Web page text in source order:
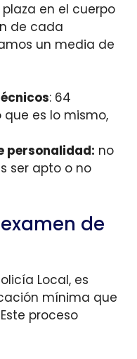
en el cuerpo
de cada
un media de
: 64
es lo mismo,
personalidad: no
ser apto o no
de
Local, es
mínima que
proceso